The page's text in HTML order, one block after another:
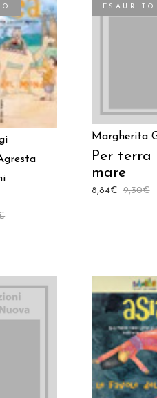
ESAURITO
Margherita
Per terra
mare
9,30€
8,84€